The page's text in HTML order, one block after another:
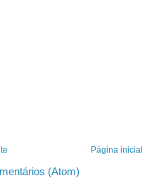
Página inicial
(Atom)